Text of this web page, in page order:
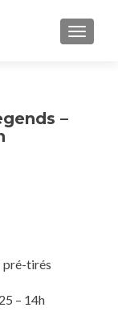
–
pré-tirés
– 14h